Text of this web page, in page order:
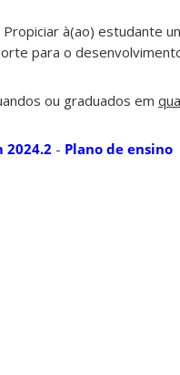
Propiciar à(ao) estudante
para o
ou graduados em
2024.2 - Plano de ensino